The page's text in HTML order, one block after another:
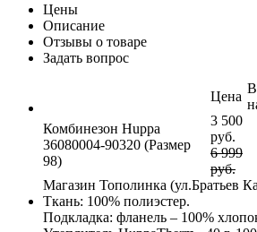
Цены
Описание
Отзывы о товаре
Задать вопрос
Цена
В
Комбинезон Huppa
36080004-90320 (Размер
98)
3 500
руб.
6 999
руб.
Магазин Тополинка (ул.Братьев
Ткань: 100% полиэстер.
Подкладка: фланель – 100%